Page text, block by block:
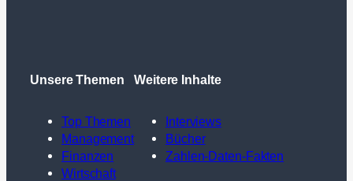
Unsere Themen
Top Themen
Management
Finanzen
Wirtschaft
Weitere Inhalte
Interviews
Bücher
Zahlen-Daten-Fakten